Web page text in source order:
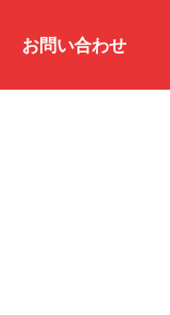
お問い合わせ